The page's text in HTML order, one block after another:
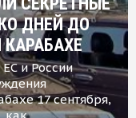
ДНЕЙ ДО
и России
17 сентября,
как